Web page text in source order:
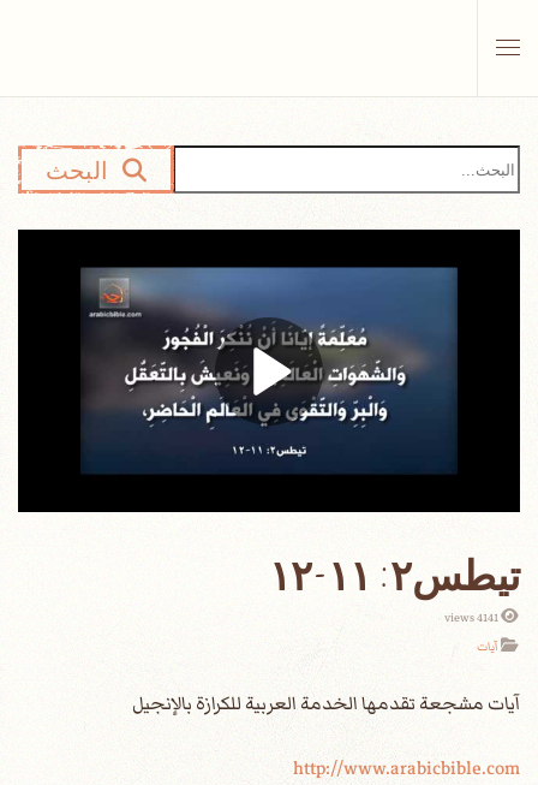
البحث
تيطس٢: ١١-١٢
4141 views
آيات
http://www.arabicbible.com